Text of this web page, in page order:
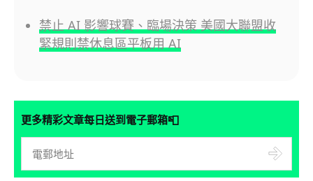
禁止 AI 影響球賽、臨場決策 美國大聯盟收
緊規則禁休息區平板用 AI
更多精彩文章每日送到電子郵箱📮